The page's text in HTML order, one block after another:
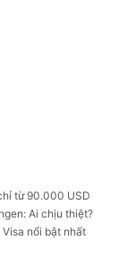
từ 90.000 USD
Ai chịu thiệt?
nổi bật nhất